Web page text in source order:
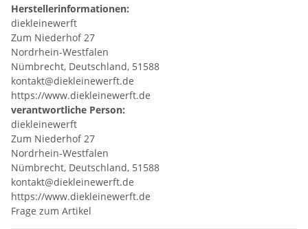
Herstellerinformationen:
diekleinewerft
Zum Niederhof 27
Nordrhein-Westfalen
Nümbrecht, Deutschland, 51588
kontakt@diekleinewerft.de
https://www.diekleinewerft.de
verantwortliche Person:
diekleinewerft
Zum Niederhof 27
Nordrhein-Westfalen
Nümbrecht, Deutschland, 51588
kontakt@diekleinewerft.de
https://www.diekleinewerft.de
Frage zum Artikel